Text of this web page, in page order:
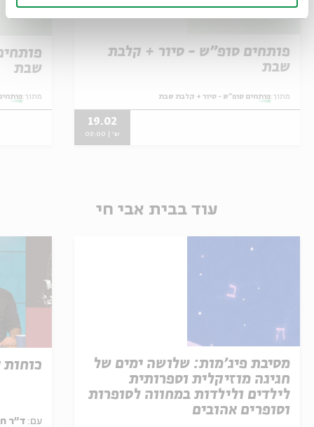
פותחים סופ"ש - סיור + קלבת
שבת
מתוך:פותחים סופ"ש - סיור + קלבת שבת
19.02
ש' | 08:00
שבת
מתוך:
עוד בבית אבי חי
מסיבת פיג'מות: שלושה ימים של
חגיגה מוזיקלית וספרותית
לילדים ולילדות במחווה לסופרות
וסופרים אהובים
עם: ד"ר